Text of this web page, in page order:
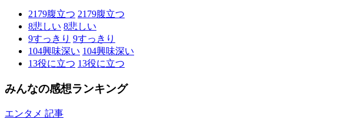
2179腹立つ 2179腹立つ
8悲しい 8悲しい
9すっきり 9すっきり
104興味深い 104興味深い
13役に立つ 13役に立つ
みんなの感想ランキング
エンタメ 記事